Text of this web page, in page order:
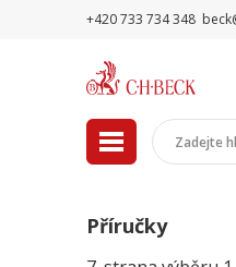
+420 733 734 348
Příručky